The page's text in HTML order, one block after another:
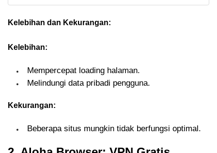
dan legal. Dapatkan
hingga hiburan PC.
Kelebihan dan Kekurangan:
Kelebihan:
Mempercepat loading halaman.
Melindungi data pribadi pengguna.
Kekurangan:
Beberapa situs mungkin tidak berfungsi optimal.